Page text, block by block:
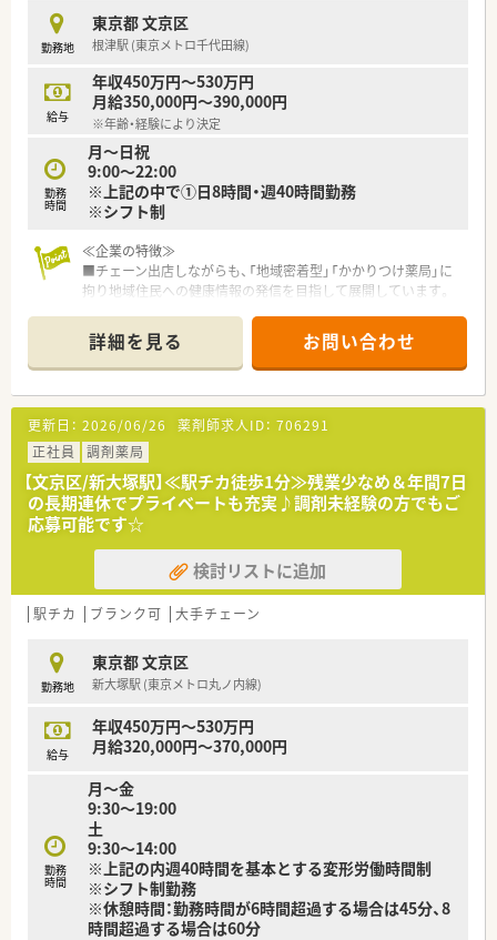
＊ーーこんな店舗ですーー＊
■日暮里駅が最寄りです！
複数路線通っているため通勤が非常に便利です♪
■谷中ぎんざが近く、商店街には人がにぎわっており明るい街並
みです！
■日祝がお休みの店舗です！
連続休暇（7日間）制度もあり、積極的にお休みの取れる環境です
♪
＊ーーこんな方にオススメーー＊
■安定した大手企業で働きたい方
■福利厚生を重視したい方
勤務地
東京都 文京区
根津駅 (東京メトロ千代田線)
給与
年収450万円～530万円
月給350,000円～390,000円
※年齢・経験により決定
勤務
時間
月～日祝
9:00～22:00
※上記の中で①日8時間・週40時間勤務
※シフト制
≪企業の特徴≫
■チェーン出店しながらも、「地域密着型」「かかりつけ薬局」に
拘り地域住民への健康情報の発信を目指して展開しています。
店の場合は薬剤師は調剤のみに従事しています。
■社内外に関わらず多くの研修を行っており高い向上心を持っ
た社員が多く在籍しています。
■調剤、OTC完全分業制 調剤業務、OTC業務に集中してご勤務
いただけます。
■東証プライム上場グループで経営安心♪
■東京を中心に店舗展開、異動は相談ベースです。転居を伴う異
動はございませんのでご自宅近くで勤務したい方におすすめで
す！
≪こんな店舗です≫
■根津駅より徒歩5分♪非常に好立地な薬局です！
■OTC業務がメインです♪
■店舗の前に、同グループの調剤薬局がございます。
■福利厚生充実の大手でご勤務されたい方
■地域医療に貢献したい方
■OTC業務未経験で、今後経験を積まれたい方
詳細を見る お問い合わせ
更新日： 2026/06/26 薬剤師求人ID： 706291
正社員
調剤薬局
【文京区/新大塚駅】≪駅チカ徒歩1分≫残業少なめ＆年間7日
の長期連休でプライベートも充実♪調剤未経験の方でもご
応募可能です☆
検討リストに追加
駅チカ ブランク可 大手チェーン
勤務地
東京都 文京区
新大塚駅 (東京メトロ丸ノ内線)
給与
年収450万円～530万円
月給320,000円～370,000円
勤務
時間
月～金
9:30～19:00
土
9:30～14:00
※上記の内週40時間を基本とする変形労働時間制
※シフト制勤務
※休憩時間：勤務時間が6時間超過する場合は45分、8
時間超過する場合は60分